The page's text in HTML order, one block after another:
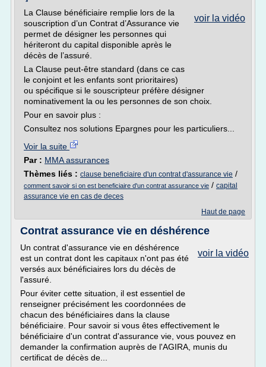
voir la vidéo
La Clause bénéficiaire remplie lors de la
souscription d’un Contrat d’Assurance vie
permet de désigner les personnes qui
hériteront du capital disponible après le
décès de l’assuré.
La Clause peut-être standard (dans ce cas
le conjoint et les enfants sont prioritaires)
ou spécifique si le souscripteur préfère désigner
nominativement la ou les personnes de son choix.
Pour en savoir plus :
Consultez nos solutions Epargnes pour les particuliers...
Voir la suite
Par : MMA assurances
Thèmes liés : clause beneficiaire d'un contrat d'assurance vie /
comment savoir si on est beneficiaire d'un contrat assurance vie / capital
assurance vie en cas de deces
Haut de page
Contrat assurance vie en déshérence
voir la vidéo
Un contrat d'assurance vie en déshérence
est un contrat dont les capitaux n'ont pas été
versés aux bénéficiaires lors du décès de
l'assuré.
Pour éviter cette situation, il est essentiel de
renseigner précisément les coordonnées de
chacun des bénéficiaires dans la clause
bénéficiaire. Pour savoir si vous êtes effectivement le
bénéficiaire d'un contrat d'assurance vie, vous pouvez en
demander la confirmation auprès de l'AGIRA, munis du
certificat de décès de...